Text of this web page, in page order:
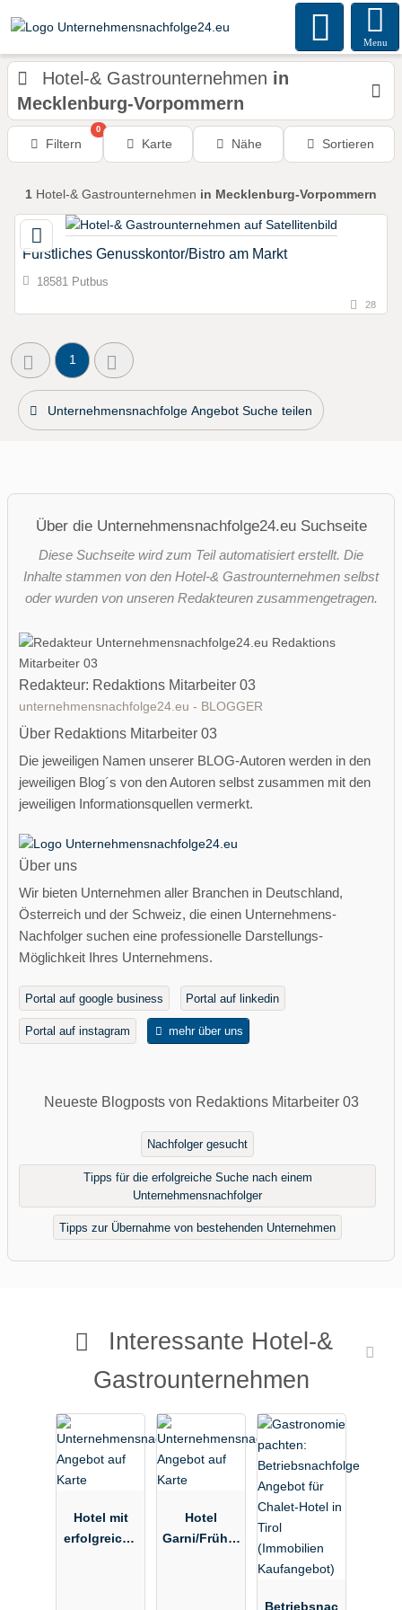
Menu
Hotel-& Gastrounternehmen in
Mecklenburg-Vorpommern
Filtern
0
Karte Nähe Sortieren
1 Hotel-& Gastrounternehmen in Mecklenburg-Vorpommern
Fürstliches Genusskontor/Bistro am Markt
18581 Putbus
28
1
Unternehmensnachfolge Angebot Suche teilen
Interessante Hotel-&
Gastrounternehmen
Hotel mit
erfolgreiche
Hotel
Garni/Frühst
Betriebsnac
Über die Unternehmensnachfolge24.eu Suchseite
Diese Suchseite wird zum Teil automatisiert erstellt. Die
Inhalte stammen von den Hotel-& Gastrounternehmen selbst
oder wurden von unseren Redakteuren zusammengetragen.
Redakteur: Redaktions Mitarbeiter 03
unternehmensnachfolge24.eu - BLOGGER
Über Redaktions Mitarbeiter 03
Die jeweiligen Namen unserer BLOG-Autoren werden in den
jeweiligen Blog´s von den Autoren selbst zusammen mit den
jeweiligen Informationsquellen vermerkt.
Über uns
Wir bieten Unternehmen aller Branchen in Deutschland,
Österreich und der Schweiz, die einen Unternehmens-
Nachfolger suchen eine professionelle Darstellungs-
Möglichkeit Ihres Unternehmens.
Portal auf google business Portal auf linkedin
Portal auf instagram mehr über uns
Neueste Blogposts von Redaktions Mitarbeiter 03
Nachfolger gesucht
Tipps für die erfolgreiche Suche nach einem
Unternehmensnachfolger
Tipps zur Übernahme von bestehenden Unternehmen